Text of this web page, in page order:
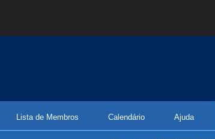
Lista de Membros Calendário Ajuda